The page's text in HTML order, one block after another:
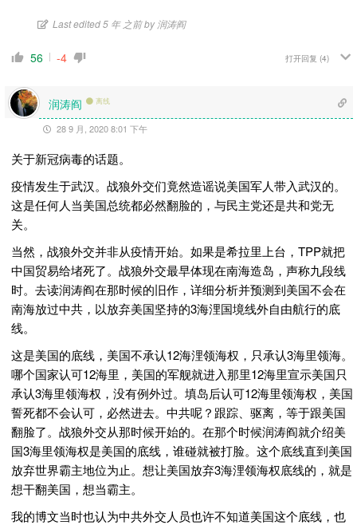
Last edited 5 年 之前 by 润涛阎
56 -4 打开回复 (4)
润涛阎 离线
28 9 月, 2020 8:01 下午
关于新冠病毒的话题。
疫情发生于武汉。战狼外交们竟然造谣说美国军人带入武汉的。
这是任何人当美国总统都必然翻脸的，与民主党还是共和党无
关。
当然，战狼外交并非从疫情开始。如果是希拉里上台，TPP就把
中国贸易给堵死了。战狼外交最早体现在南海造岛，声称九段线
时。去读润涛阎在那时候的旧作，详细分析并预测到美国不会在
南海放过中共，以放弃美国坚持的3海浬国境线外自由航行的底
线。
这是美国的底线，美国不承认12海浬领海权，只承认3海里领海。
哪个国家认可12海里，美国的军舰就进入那里12海里宣示美国只
承认3海里领海权，没有例外过。填岛后认可12海里领海权，美国
誓死都不会认可，必然进去。中共呢？跟踪、驱离，等于跟美国
翻脸了。战狼外交从那时候开始的。在那个时候润涛阎就介绍美
国3海里领海权是美国的底线，谁碰就被打脸。这个底线直到美国
放弃世界霸主地位为止。想让美国放弃3海浬领海权底线的，就是
想干翻美国，想当霸主。
我的博文当时也认为中共外交人员也许不知道美国这个底线，也